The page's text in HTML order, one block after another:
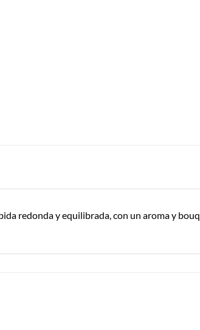
redonda y equilibrada, con un aroma y